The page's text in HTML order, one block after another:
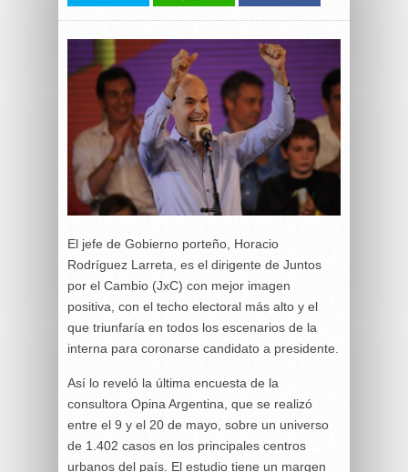
El jefe de Gobierno porteño, Horacio
Rodríguez Larreta, es el dirigente de Juntos
por el Cambio (JxC) con mejor imagen
positiva, con el techo electoral más alto y el
que triunfaría en todos los escenarios de la
interna para coronarse candidato a presidente.
Así lo reveló la última encuesta de la
consultora Opina Argentina, que se realizó
entre el 9 y el 20 de mayo, sobre un universo
de 1.402 casos en los principales centros
urbanos del país. El estudio tiene un margen